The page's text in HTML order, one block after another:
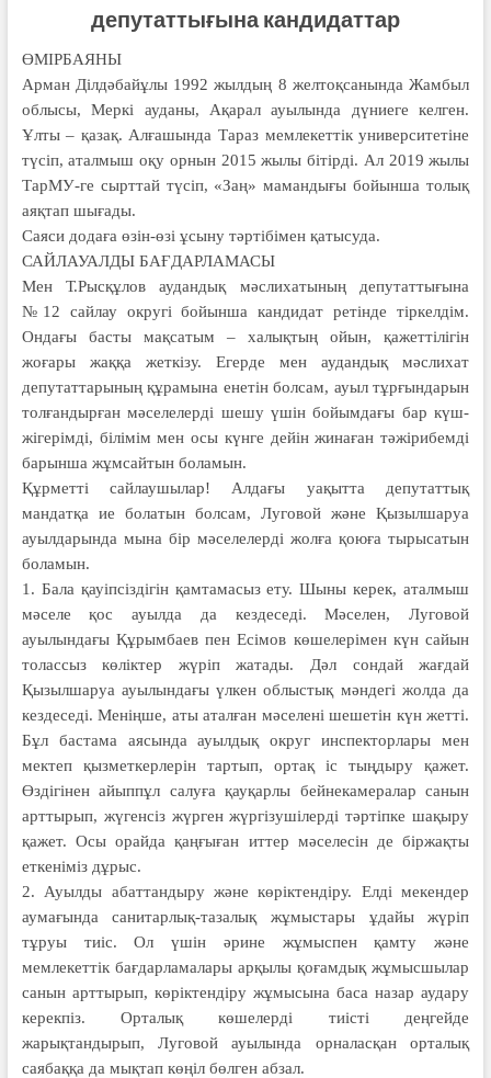
депутаттығына кандидаттар
ӨМІРБАЯНЫ
Арман Ділдәбайұлы 1992 жылдың 8 желтоқсанында Жамбыл
облысы, Меркі ауданы, Ақарал ауылында дүниеге келген.
Ұлты – қазақ. Алғашында Тараз мемлекеттік университетіне
түсіп, аталмыш оқу орнын 2015 жылы бітірді. Ал 2019 жылы
ТарМУ-ге сырттай түсіп, «Заң» мамандығы бойынша толық
аяқтап шығады.
Саяси додаға өзін-өзі ұсыну тәртібімен қатысуда.
САЙЛАУАЛДЫ БАҒДАРЛАМАСЫ
Мен Т.Рысқұлов аудандық мәслихатының депутаттығына
№12 сайлау округі бойынша кандидат ретінде тіркелдім.
Ондағы басты мақсатым – халықтың ойын, қажеттілігін
жоғары жаққа жеткізу. Егерде мен аудандық мәслихат
депутаттарының құрамына енетін болсам, ауыл тұрғындарын
толғандырған мәселелерді шешу үшін бойымдағы бар күш-
жігерімді, білімім мен осы күнге дейін жинаған тәжірибемді
барынша жұмсайтын боламын.
Құрметті сайлаушылар! Алдағы уақытта депутаттық
мандатқа ие болатын болсам, Луговой және Қызылшаруа
ауылдарында мына бір мәселелерді жолға қоюға тырысатын
боламын.
1. Бала қауіпсіздігін қамтамасыз ету. Шыны керек, аталмыш
мәселе қос ауылда да кездеседі. Мәселен, Луговой
ауылындағы Құрымбаев пен Есімов көшелерімен күн сайын
толассыз көліктер жүріп жатады. Дәл сондай жағдай
Қызылшаруа ауылындағы үлкен облыстық мәндегі жолда да
кездеседі. Меніңше, аты аталған мәселені шешетін күн жетті.
Бұл бастама аясында ауылдық округ инспекторлары мен
мектеп қызметкерлерін тартып, ортақ іс тыңдыру қажет.
Өздігінен айыппұл салуға қауқарлы бейнекамералар санын
арттырып, жүгенсіз жүрген жүргізушілерді тәртіпке шақыру
қажет. Осы орайда қаңғыған иттер мәселесін де біржақты
еткеніміз дұрыс.
2. Ауылды абаттандыру және көріктендіру. Елді мекендер
аумағында санитарлық-тазалық жұмыстары ұдайы жүріп
тұруы тиіс. Ол үшін әрине жұмыспен қамту және
мемлекеттік бағдарламалары арқылы қоғамдық жұмысшылар
санын арттырып, көріктендіру жұмысына баса назар аудару
керекпіз. Орталық көшелерді тиісті деңгейде
жарықтандырып, Луговой ауылында орналасқан орталық
саябаққа да мықтап көңіл бөлген абзал.